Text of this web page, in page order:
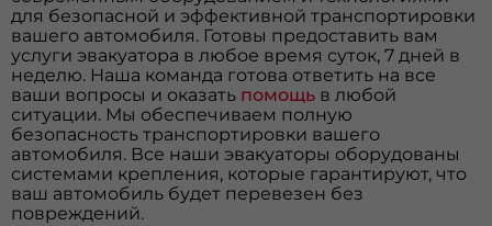
для безопасной и эффективной транспортировки
вашего автомобиля. Готовы предоставить вам
услуги эвакуатора в любое время суток, 7 дней в
неделю. Наша команда готова ответить на все
ваши вопросы и оказать помощь в любой
ситуации. Мы обеспечиваем полную
безопасность транспортировки вашего
автомобиля. Все наши эвакуаторы оборудованы
системами крепления, которые гарантируют, что
ваш автомобиль будет перевезен без
повреждений.